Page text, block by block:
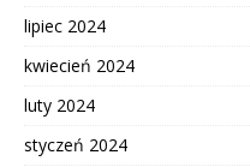
lipiec 2024
kwiecień 2024
luty 2024
styczeń 2024